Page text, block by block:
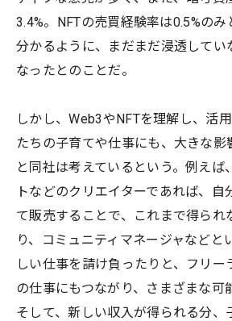
3.4%。NFTの売買経験率は0.5%の
分かるように、まだまだ浸透してい
なったとのことだ。
しかし、Web3やNFTを理解し、活
たちの子育てや仕事にも、大きな影
と同社は考えているという。例えば
トなどのクリエイターであれば、自
て販売することで、これまで得られ
り、コミュニティマネージャなどと
しい仕事を請け負ったりと、フリー
の仕事にもつながり、さまざまな可
そして、新しい収入が得られる分、